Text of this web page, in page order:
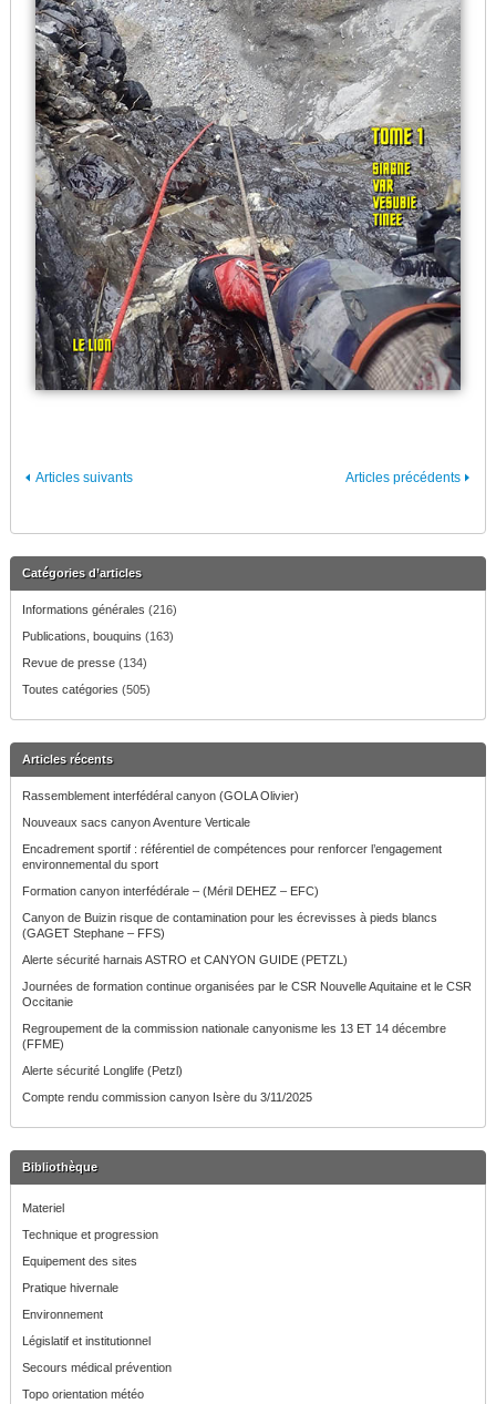
Articles suivants Articles précédents
Catégories d’articles
Informations générales (216)
Publications, bouquins (163)
Revue de presse(134)
Toutes catégories (505)
Articles récents
Rassemblement interfédéral canyon (GOLA Olivier)
Nouveaux sacs canyon Aventure Verticale
Encadrement sportif : référentiel de compétences pour renforcer l’engagement
environnemental du sport
Formation canyon interfédérale – (Méril DEHEZ – EFC)
Canyon de Buizin risque de contamination pour les écrevisses à pieds blancs
(GAGET Stephane – FFS)
Alerte sécurité harnais ASTRO et CANYON GUIDE (PETZL)
Journées de formation continue organisées par le CSR Nouvelle Aquitaine et le CSR
Occitanie
Regroupement de la commission nationale canyonisme les 13 ET 14 décembre
(FFME)
Alerte sécurité Longlife (Petzl)
Compte rendu commission canyon Isère du 3/11/2025
Bibliothèque
Materiel
Technique et progression
Equipement des sites
Pratique hivernale
Environnement
Législatif et institutionnel
Secours médical prévention
Topo orientation météo